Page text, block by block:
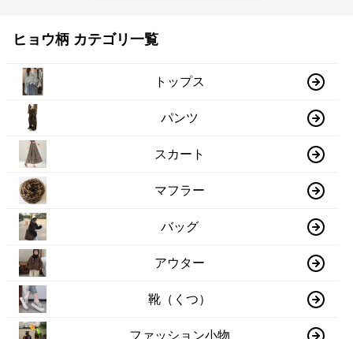
ヒョウ柄 カテゴリ一覧
トップス
パンツ
スカート
マフラー
バッグ
アウター
靴（くつ）
ファッション小物